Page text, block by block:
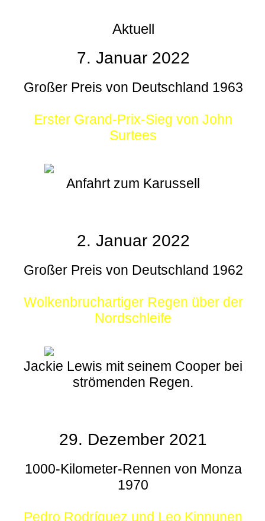
Aktuell
7. Januar 2022
Großer Preis von Deutschland 1963
Erster Grand-Prix-Sieg von John
Surtees
Anfahrt zum Karussell
2. Januar 2022
Großer Preis von Deutschland 1962
Wolkenbruchartiger Regen über der
Nordschleife
Jackie Lewis mit seinem Cooper bei
strömenden Regen.
29. Dezember 2021
1000-Kilometer-Rennen von Monza
1970
Pedro Rodríguez und Leo Kinnunen